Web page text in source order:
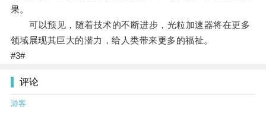
果。
可以预见，随着技术的不断进步，光粒加速器将在更多
领域展现其巨大的潜力，给人类带来更多的福祉。
#3#
评论
游客